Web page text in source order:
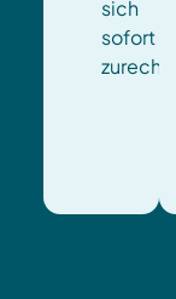
sich
sofort
zurecht.